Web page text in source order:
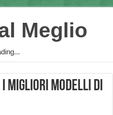
i migliori modelli di